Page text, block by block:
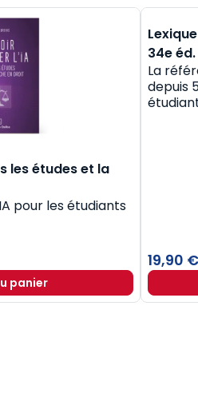
les études et la
pour les étudiants
panier
BEST-
34e éd.
La
depuis
19,90 €